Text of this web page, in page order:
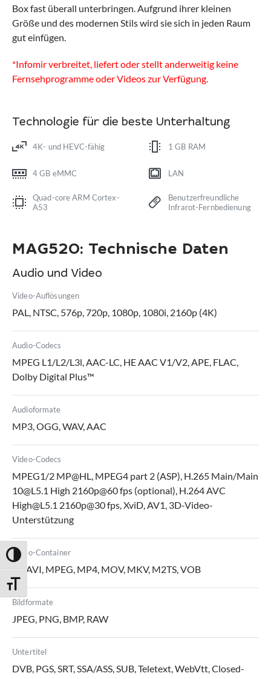
Umschalten auf hohe Kontraste
Schrift vergrößern
Box fast überall unterbringen. Aufgrund ihrer kleinen
Größe und des modernen Stils wird sie sich in jeden Raum
gut einfügen.
*Infomir verbreitet, liefert oder stellt anderweitig keine
Fernsehprogramme oder Videos zur Verfügung.
Technologie für die beste Unterhaltung
4K- und HEVC-fähig 1 GB RAM
4 GB eMMC LAN
Quad-core ARM Cortex-
A53
Benutzerfreundliche
Infrarot-Fernbedienung
MAG520: Technische Daten
Audio und Video
Video-Auflösungen
PAL, NTSC, 576p, 720p, 1080p, 1080i, 2160p (4K)
Audio-Codecs
MPEG L1/L2/L3l, AAC-LC, HE AAC V1/V2, APE, FLAC,
Dolby Digital Plus™
Audioformate
MP3, OGG, WAV, AAC
Video-Codecs
MPEG1/2 MP@HL, MPEG4 part 2 (ASP), H.265 Main/Main
10@L5.1 High 2160p@60 fps (optional), H.264 AVC
High@L5.1 2160p@30 fps, XviD, AV1, 3D-Video-
Unterstützung
Video-Container
TS, AVI, MPEG, MP4, MOV, MKV, M2TS, VOB
Bildformate
JPEG, PNG, BMP, RAW
Untertitel
DVB, PGS, SRT, SSA/ASS, SUB, Teletext, WebVtt, Closed-